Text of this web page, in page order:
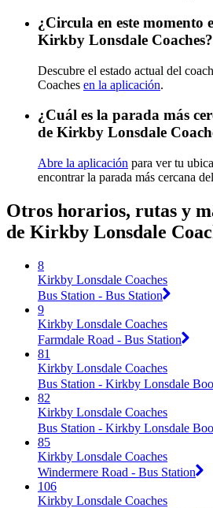
¿Circula en este momento
Kirkby Lonsdale Coaches?
Descubre el estado actual del
Coaches en la aplicación.
¿Cuál es la parada más
de Kirkby Lonsdale
Abre la aplicación para ver tu
encontrar la parada más cercana
Otros horarios, rutas y
de Kirkby Lonsdale
8
Kirkby Lonsdale Coaches
Bus Station - Bus Station
9
Kirkby Lonsdale Coaches
Farmdale Road - Bus Station
81
Kirkby Lonsdale Coaches
Bus Station - Kirkby Lonsdale
82
Kirkby Lonsdale Coaches
Bus Station - Kirkby Lonsdale
85
Kirkby Lonsdale Coaches
Windermere Road - Bus Station
106
Kirkby Lonsdale Coaches